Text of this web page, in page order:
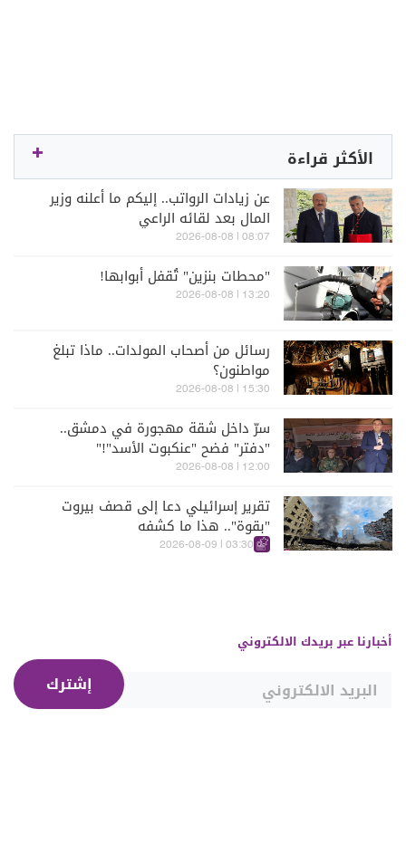
الأكثر قراءة
عن زيادات الرواتب.. إليكم ما أعلنه وزير
المال بعد لقائه الراعي
08:07 | 2026-08-08
"محطات بنزين" تُقفل أبوابها!
13:20 | 2026-08-08
رسائل من أصحاب المولدات.. ماذا تبلغ
مواطنون؟
15:30 | 2026-08-08
سرّ داخل شقة مهجورة في دمشق..
"دفتر" فضح "عنكبوت الأسد"!"
12:00 | 2026-08-08
تقرير إسرائيلي دعا إلى قصف بيروت
"بقوة".. هذا ما كشفه
03:30 | 2026-08-09
أخبارنا عبر بريدك الالكتروني
إشترك